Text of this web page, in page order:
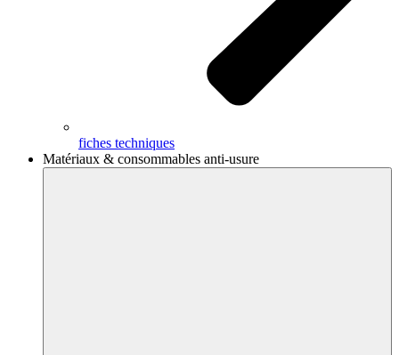
fiches techniques
Matériaux & consommables anti-usure